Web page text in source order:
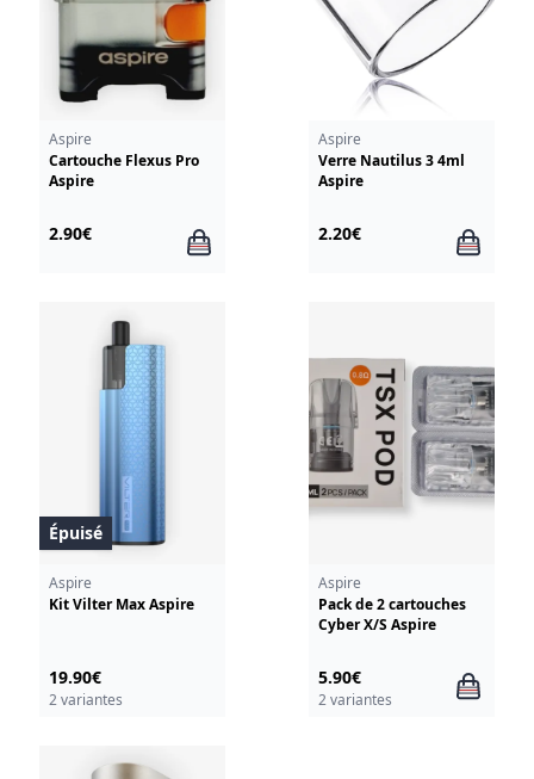
Aspire
Cartouche Flexus Pro
Aspire
2.90€
Aspire
Verre Nautilus 3 4ml
Aspire
2.20€
Épuisé
Aspire
Kit Vilter Max Aspire
19.90€
2 variantes
Aspire
Pack de 2 cartouches
Cyber X/S Aspire
5.90€
2 variantes